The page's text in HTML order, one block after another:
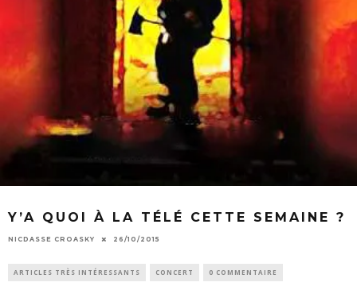
Y’A QUOI À LA TÉLÉ CETTE SEMAINE ?
NICDASSE CROASKY 26/10/2015
ARTICLES TRÈS INTÉRESSANTS CONCERT 0 COMMENTAIRE